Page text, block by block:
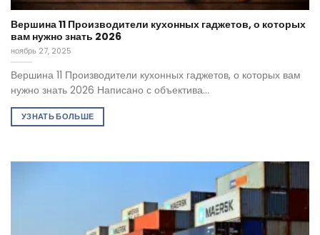
Вершина 11 Производители кухонных гаджетов, о которых
вам нужно знать 2026
ноябрь 27, 2025
Вершина 11 Производители кухонных гаджетов, о которых вам
нужно знать 2026 Написано с объектива...
УЗНАТЬ БОЛЬШЕ